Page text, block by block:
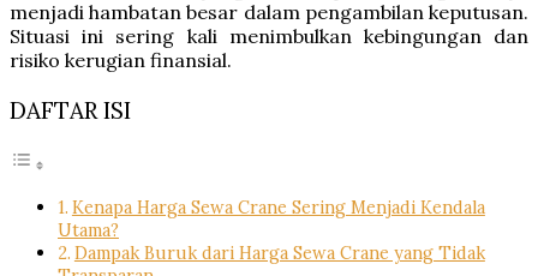
menjadi hambatan besar dalam pengambilan keputusan.
Situasi ini sering kali menimbulkan kebingungan dan
risiko kerugian finansial.
DAFTAR ISI
Kenapa Harga Sewa Crane Sering Menjadi Kendala
Utama?
Dampak Buruk dari Harga Sewa Crane yang Tidak